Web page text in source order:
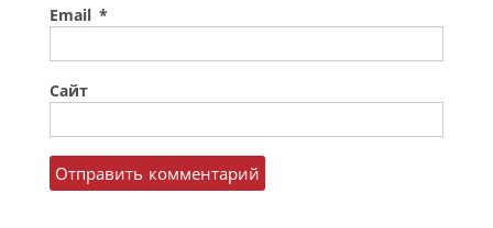
Email *
Сайт